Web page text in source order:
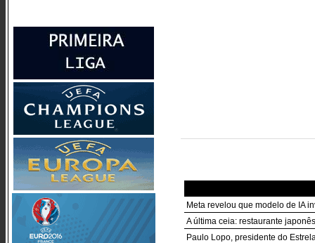
Meta revelou que modelo de IA
A última ceia: restaurante
Paulo Lopo, presidente do